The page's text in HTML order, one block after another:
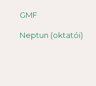
GMF
Neptun (oktatói)